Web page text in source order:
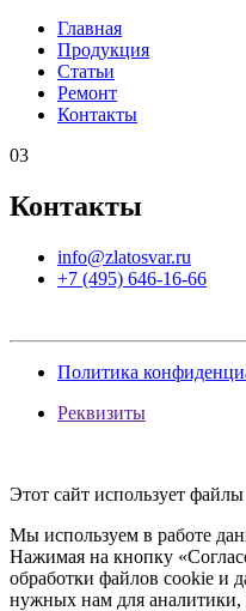
Главная
Продукция
Статьи
Ремонт
Контакты
03
Контакты
info@zlatosvar.ru
+7 (495) 646-16-66
Политика
Реквизиты
Этот сайт использует
Мы используем в работе
Нажимая на кнопку
обработки файлов cookie и
нужных нам для аналитики,